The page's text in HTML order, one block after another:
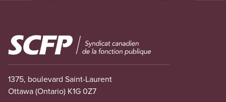
Image
1375, boulevard Saint-Laurent
Ottawa (Ontario) K1G 0Z7